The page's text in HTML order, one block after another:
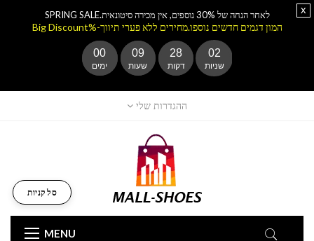
ההגדרות שלי
MENU
סל קניות
לאחר הנחה של 30% נוספים, אין מכירה סיטונאית.SPRING SALE
המון דגמים חדשים נוספו.מחירים ללא פערי תיווך-%Big Discount
00
ימים
09
שעות
28
דקות
02
שניות
x